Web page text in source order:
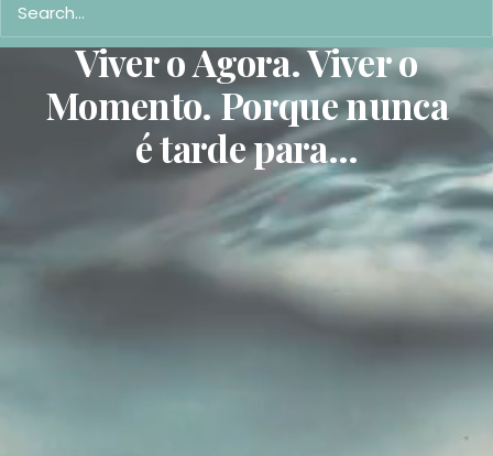
Viver o Agora. Viver o
Momento. Porque nunca
é tarde para...